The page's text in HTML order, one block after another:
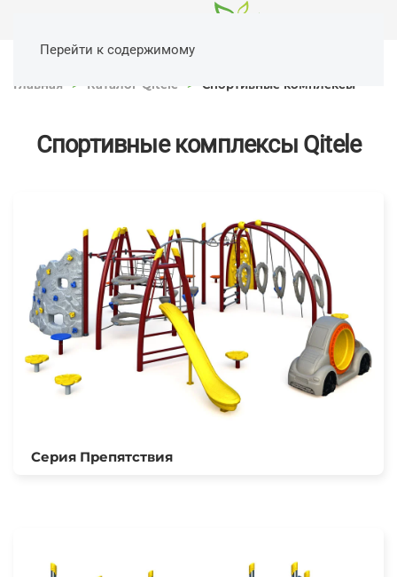
Перейти к содержимому
Главная Каталог Qitele Спортивные комплексы
Спортивные комплексы Qitele
Серия Препятствия